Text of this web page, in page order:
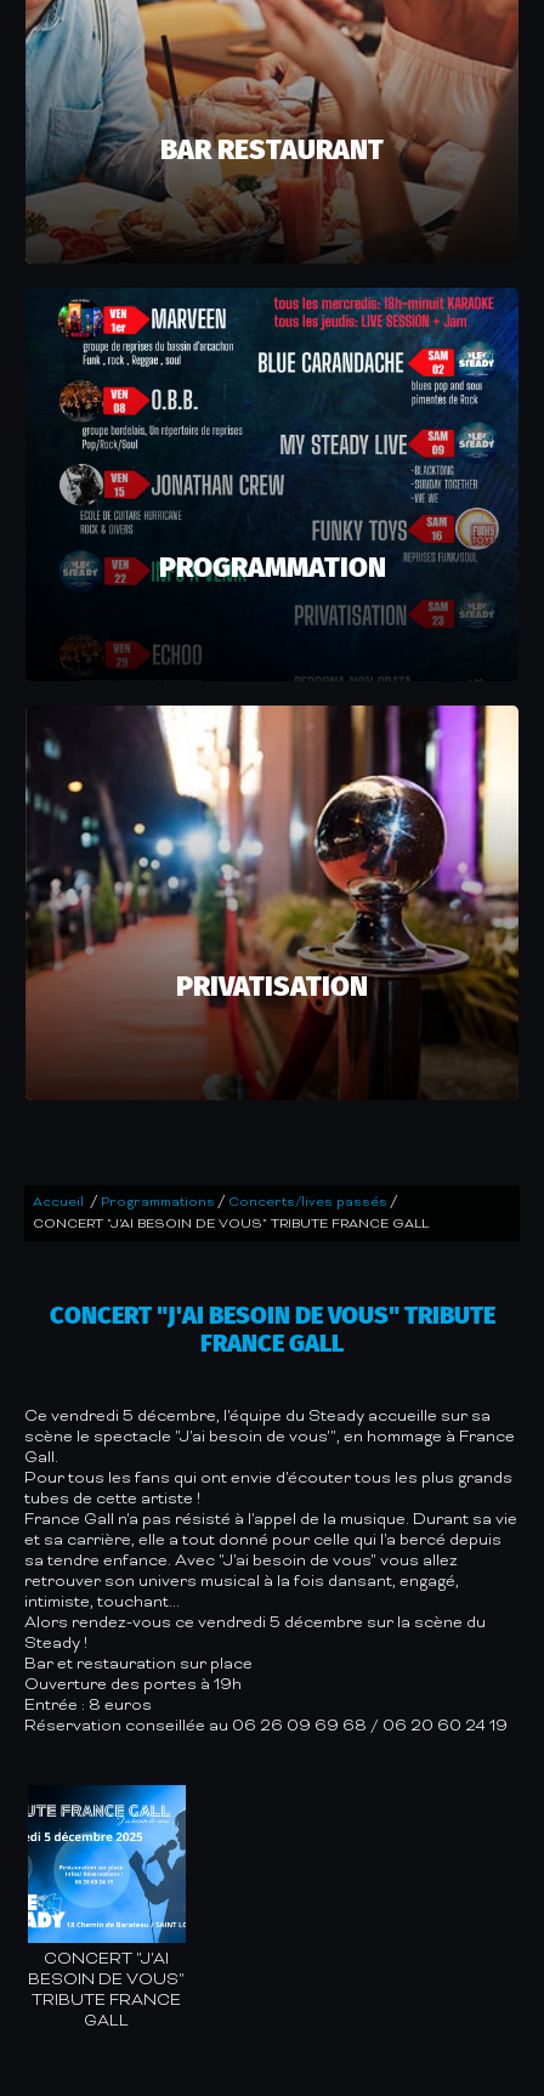
BAR RESTAURANT
PROGRAMMATION
PRIVATISATION
Accueil / Programmations / Concerts/lives passés /
CONCERT "J'AI BESOIN DE VOUS" TRIBUTE FRANCE GALL
CONCERT "J'AI BESOIN DE VOUS" TRIBUTE
FRANCE GALL
Ce vendredi 5 décembre, l'équipe du Steady accueille sur sa
scène le spectacle "J'ai besoin de vous'", en hommage à France
Gall.
Pour tous les fans qui ont envie d'écouter tous les plus grands
tubes de cette artiste !
France Gall n'a pas résisté à l'appel de la musique. Durant sa vie
et sa carrière, elle a tout donné pour celle qui l'a bercé depuis
sa tendre enfance. Avec "J'ai besoin de vous" vous allez
retrouver son univers musical à la fois dansant, engagé,
intimiste, touchant...
Alors rendez-vous ce vendredi 5 décembre sur la scène du
Steady !
Bar et restauration sur place
Ouverture des portes à 19h
Entrée : 8 euros
Réservation conseillée au 06 26 09 69 68 / 06 20 60 24 19
CONCERT "J'AI
BESOIN DE VOUS"
TRIBUTE FRANCE
GALL